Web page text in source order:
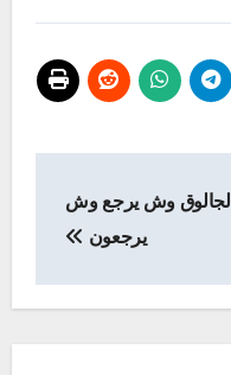
الجالوق وش يرجع وش
يرجعون